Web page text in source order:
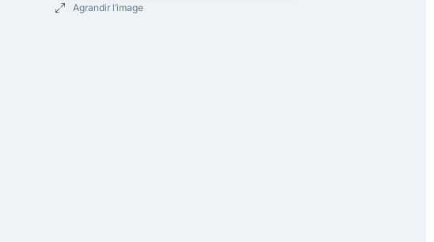
Agrandir l’image